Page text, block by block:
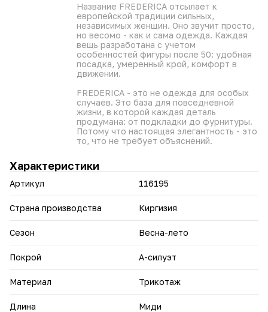
Название FREDERICA отсылает к
европейской традиции сильных,
независимых женщин. Оно звучит просто,
но весомо - как и сама одежда. Каждая
вещь разработана с учетом
особенностей фигуры после 50: удобная
посадка, умеренный крой, комфорт в
движении.
FREDERICA - это не одежда для особых
случаев. Это база для повседневной
жизни, в которой каждая деталь
продумана: от подкладки до фурнитуры.
Потому что настоящая элегантность - это
то, что не требует объяснений.
Характеристики
Артикул 116195
Страна производства Киргизия
Сезон Весна-лето
Покрой А-силуэт
Материал Трикотаж
Длина Миди